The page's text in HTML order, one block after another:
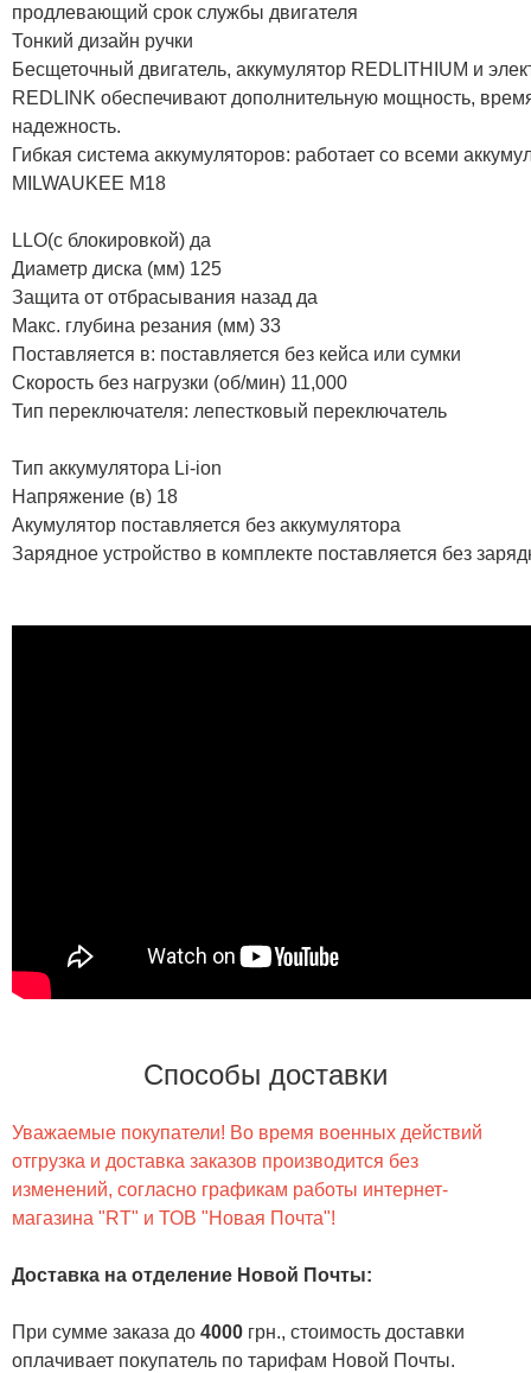
продлевающий срок службы двигателя
Тонкий дизайн ручки
Бесщеточный двигатель, аккумулятор REDLITHIUM и
REDLINK обеспечивают дополнительную мощность,
надежность.
Гибкая система аккумуляторов: работает со всеми
MILWAUKEE M18
LLO(с блокировкой) да
Диаметр диска (мм) 125
Защита от отбрасывания назад да
Макс. глубина резания (мм) 33
Поставляется в: поставляется без кейса или сумки
Скорость без нагрузки (об/мин) 11,000
Тип переключателя: лепестковый переключатель
Тип аккумулятора Li-ion
Напряжение (в) 18
Акумулятор поставляется без аккумулятора
Зарядное устройство в комплекте поставляется без
Способы доставки
Уважаемые покупатели! Во время военных действий
отгрузка и доставка заказов производится без
изменений, согласно графикам работы интернет-
магазина "RT" и ТОВ "Новая Почта"!
Доставка на отделение Новой Почты:
При сумме заказа до 4000 грн., стоимость доставки
оплачивает покупатель по тарифам Новой Почты.